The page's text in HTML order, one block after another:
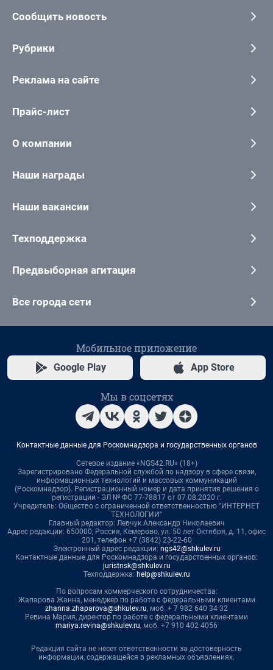
Сообщить новость
Рубрики
Реклама на сайте
Прайс-лист
О компании
Наши награды
Наши вакансии
Техподдержка
Предвыборная агитация
Все города сети
Мобильное приложение
Google Play App Store
Мы в соцсетях
Контактные данные для Роскомнадзора и государственных органов
Сетевое издание «NGS42.RU» (18+)
Зарегистрировано Федеральной службой по надзору в сфере связи,
информационных технологий и массовых коммуникаций
(Роскомнадзор). Регистрационный номер и дата принятия решения о
регистрации - ЭЛ № ФС 77-78817 от 07.08.2020 г.
Учредитель: Общество с ограниченной ответственностью "ИНТЕРНЕТ
ТЕХНОЛОГИИ"
Главный редактор: Левчук Александр Николаевич
Адрес редакции: 650000, Россия, Кемерово, ул. 50 лет Октября, д. 11, офис
201, телефон +7 (3842) 23-22-60
Электронный адрес редакции: ngs42@shkulev.ru
Контактные данные для Роскомнадзора и государственных органов:
juristnsk@shkulev.ru
Техподдержка: help@shkulev.ru
По вопросам коммерческого сотрудничества:
Жапарова Жанна, менеджер по работе с федеральными клиентами
zhanna.zhaparova@shkulev.ru, моб. + 7 982 640 34 32
Ревина Мария, директор по работе с федеральными клиентами
mariya.revina@shkulev.ru, моб. +7 910 402 4056
Редакция сайта не несет ответственности за достоверность
информации, содержащейся в рекламных объявлениях.